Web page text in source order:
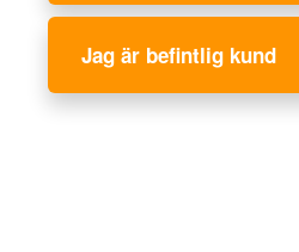
Jag är befintlig kund